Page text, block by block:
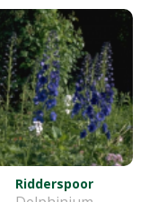
Ridderspoor